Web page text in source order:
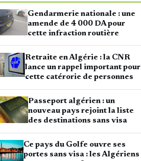
Gendarmerie nationale : une
amende de 4 000 DA pour
cette infraction routière
Retraite en Algérie : la CNR
lance un rappel important pour
cette catérorie de personnes
Passeport algérien : un
nouveau pays rejoint la liste
des destinations sans visa
Ce pays du Golfe ouvre ses
portes sans visa : les Algériens